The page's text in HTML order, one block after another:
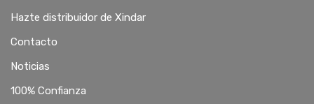
Hazte distribuidor de Xindar
Contacto
Noticias
100% Confianza